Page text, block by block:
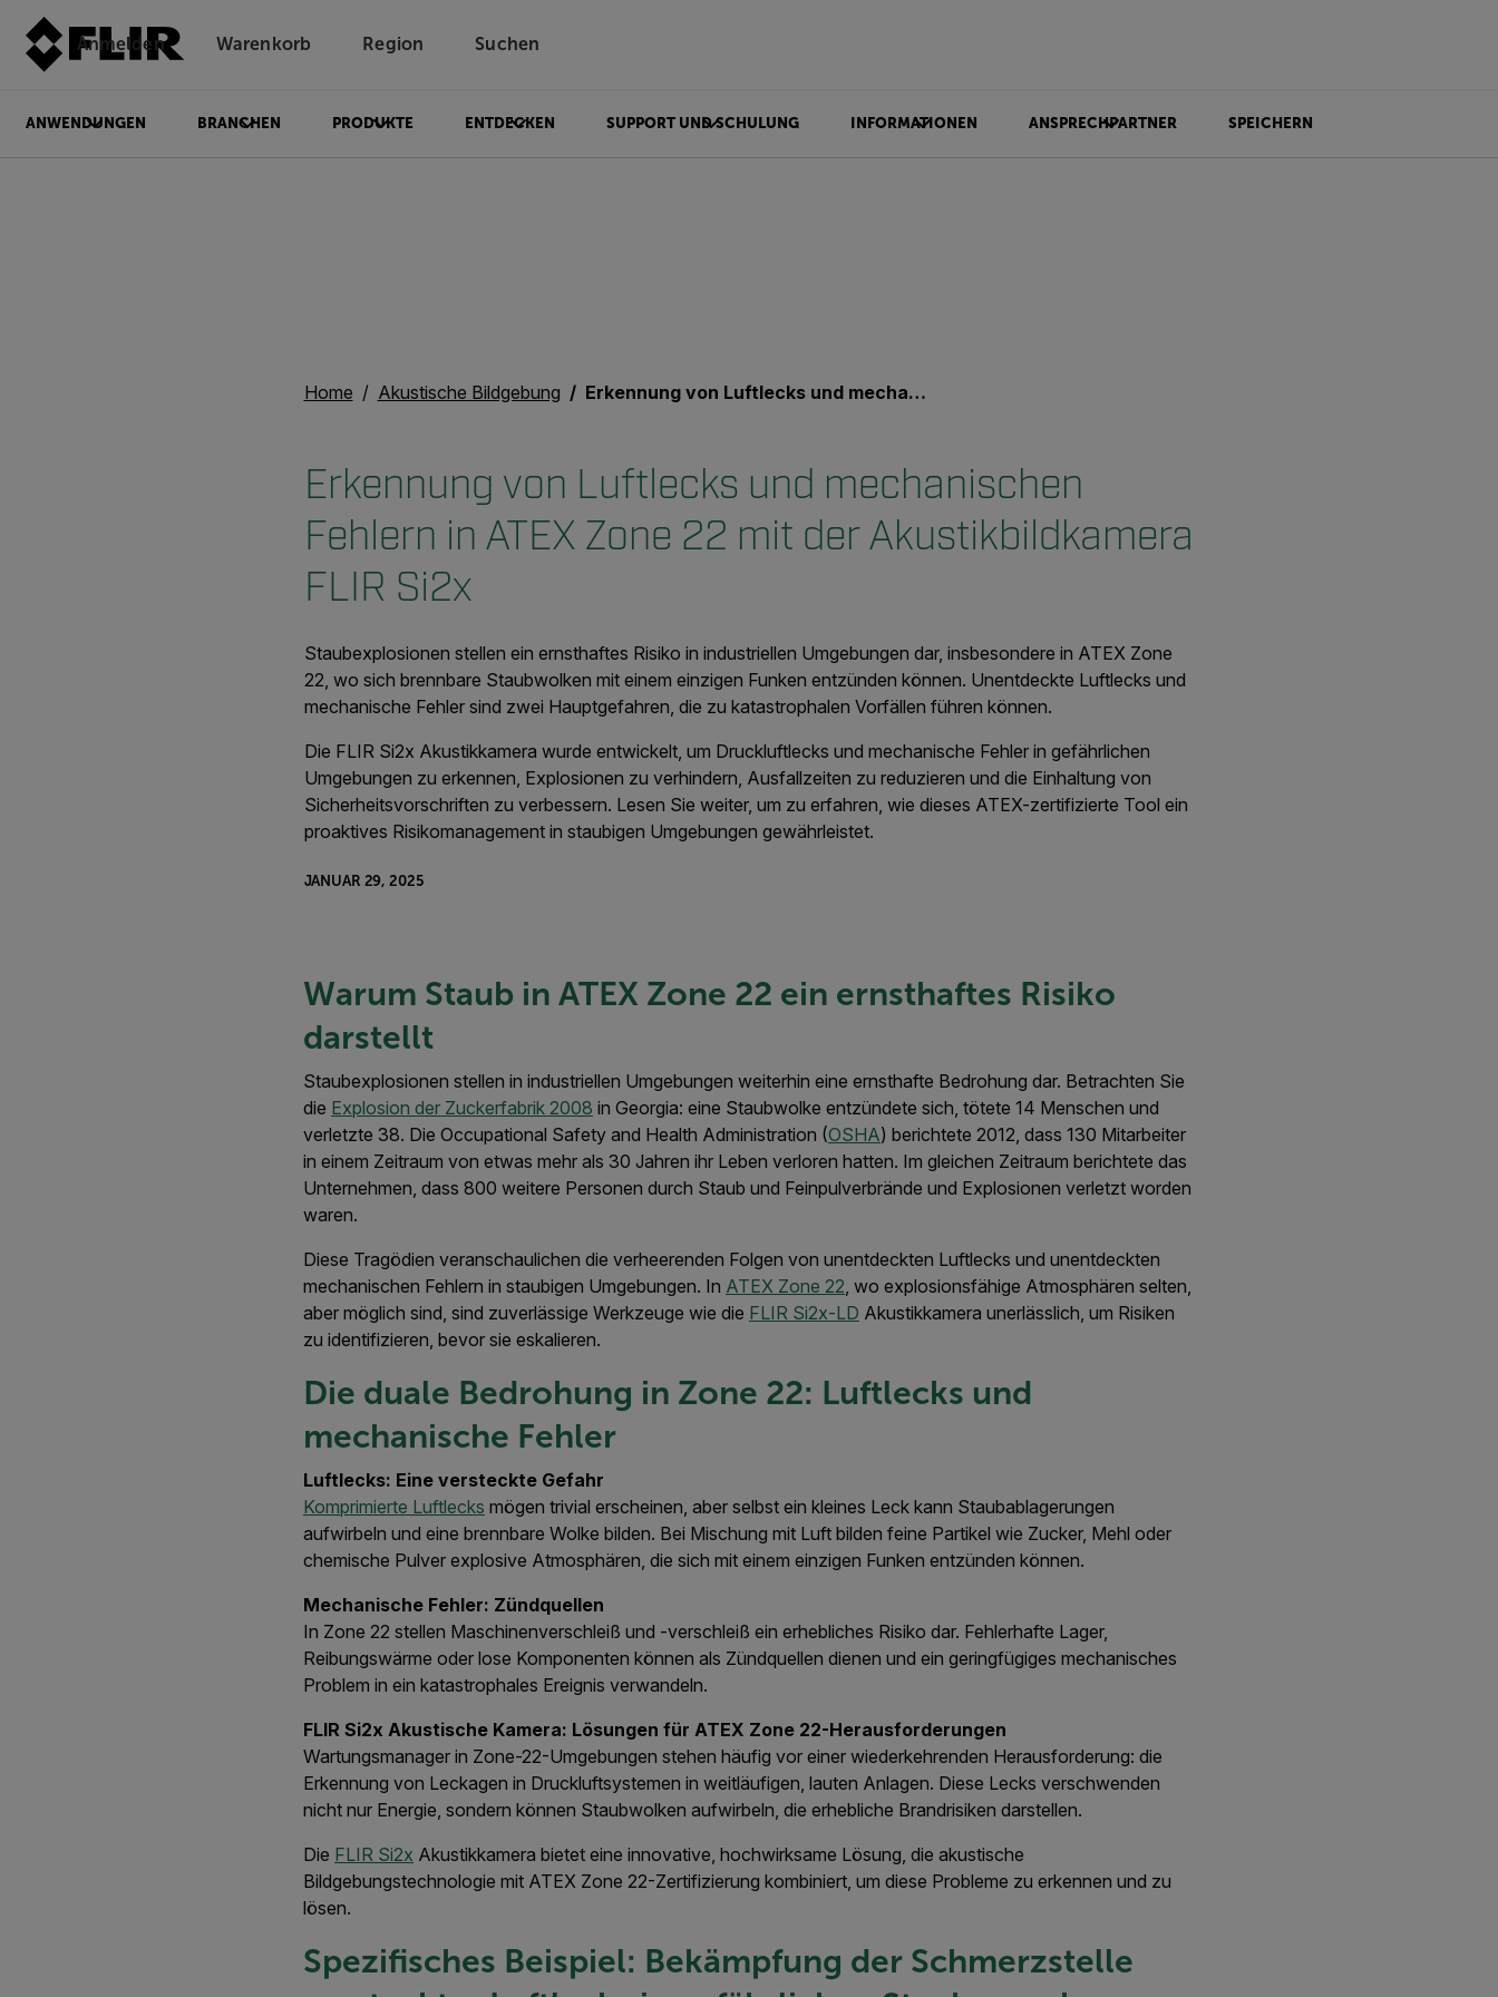
Anmelden Unread messages
Warenkorb Region Suchen
ANWENDUNGEN BRANCHEN PRODUKTE ENTDECKEN SUPPORT UND SCHULUNG INFORMATIONEN ANSPRECHPARTNER SPEICHERN
Home Akustische Bildgebung Erkennung von Luftlecks und mechanischen Fehlern in ATEX Zone 22 mit der Akustikbildkamera FLIR Si2x
Erkennung von Luftlecks und mechanischen
Fehlern in ATEX Zone 22 mit der Akustikbildkamera
FLIR Si2x
Staubexplosionen stellen ein ernsthaftes Risiko in industriellen Umgebungen dar, insbesondere in ATEX Zone
22, wo sich brennbare Staubwolken mit einem einzigen Funken entzünden können. Unentdeckte Luftlecks und
mechanische Fehler sind zwei Hauptgefahren, die zu katastrophalen Vorfällen führen können.
Die FLIR Si2x Akustikkamera wurde entwickelt, um Druckluftlecks und mechanische Fehler in gefährlichen
Umgebungen zu erkennen, Explosionen zu verhindern, Ausfallzeiten zu reduzieren und die Einhaltung von
Sicherheitsvorschriften zu verbessern. Lesen Sie weiter, um zu erfahren, wie dieses ATEX-zertifizierte Tool ein
proaktives Risikomanagement in staubigen Umgebungen gewährleistet.
JANUAR 29, 2025
Warum Staub in ATEX Zone 22 ein ernsthaftes Risiko
darstellt
Staubexplosionen stellen in industriellen Umgebungen weiterhin eine ernsthafte Bedrohung dar. Betrachten Sie
die Explosion der Zuckerfabrik 2008 in Georgia: eine Staubwolke entzündete sich, tötete 14 Menschen und
verletzte 38. Die Occupational Safety and Health Administration (OSHA) berichtete 2012, dass 130 Mitarbeiter
in einem Zeitraum von etwas mehr als 30 Jahren ihr Leben verloren hatten. Im gleichen Zeitraum berichtete das
Unternehmen, dass 800 weitere Personen durch Staub und Feinpulverbrände und Explosionen verletzt worden
waren.
Diese Tragödien veranschaulichen die verheerenden Folgen von unentdeckten Luftlecks und unentdeckten
mechanischen Fehlern in staubigen Umgebungen. In ATEX Zone 22, wo explosionsfähige Atmosphären selten,
aber möglich sind, sind zuverlässige Werkzeuge wie die FLIR Si2x-LD Akustikkamera unerlässlich, um Risiken
zu identifizieren, bevor sie eskalieren.
Die duale Bedrohung in Zone 22: Luftlecks und
mechanische Fehler
Luftlecks: Eine versteckte Gefahr
Komprimierte Luftlecks mögen trivial erscheinen, aber selbst ein kleines Leck kann Staubablagerungen
aufwirbeln und eine brennbare Wolke bilden. Bei Mischung mit Luft bilden feine Partikel wie Zucker, Mehl oder
chemische Pulver explosive Atmosphären, die sich mit einem einzigen Funken entzünden können.
Mechanische Fehler: Zündquellen
In Zone 22 stellen Maschinenverschleiß und -verschleiß ein erhebliches Risiko dar. Fehlerhafte Lager,
Reibungswärme oder lose Komponenten können als Zündquellen dienen und ein geringfügiges mechanisches
Problem in ein katastrophales Ereignis verwandeln.
FLIR Si2x Akustische Kamera: Lösungen für ATEX Zone 22-Herausforderungen
Wartungsmanager in Zone-22-Umgebungen stehen häufig vor einer wiederkehrenden Herausforderung: die
Erkennung von Leckagen in Druckluftsystemen in weitläufigen, lauten Anlagen. Diese Lecks verschwenden
nicht nur Energie, sondern können Staubwolken aufwirbeln, die erhebliche Brandrisiken darstellen.
Die FLIR Si2x Akustikkamera bietet eine innovative, hochwirksame Lösung, die akustische
Bildgebungstechnologie mit ATEX Zone 22-Zertifizierung kombiniert, um diese Probleme zu erkennen und zu
lösen.
Spezifisches Beispiel: Bekämpfung der Schmerzstelle